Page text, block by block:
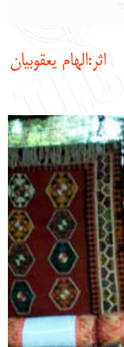
یهود
עברית
اثر:الهام یعقوبیان